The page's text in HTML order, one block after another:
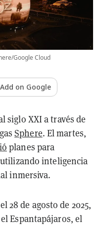
Google Cloud
Add on Google
siglo XXI a través de
Sphere. El martes,
planes para
utilizando inteligencia
inmersiva.
28 de agosto de 2025,
Espantapájaros, el